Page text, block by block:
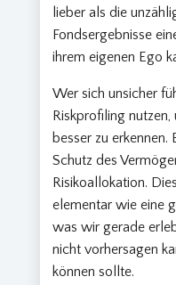
lieber als die
Fondsergebnisse
ihrem eigenen Ego
Wer sich unsicher
Riskprofiling nutzen,
besser zu erkennen.
Schutz des
Risikoallokation.
elementar wie eine
was wir gerade
nicht vorhersagen
können sollte.